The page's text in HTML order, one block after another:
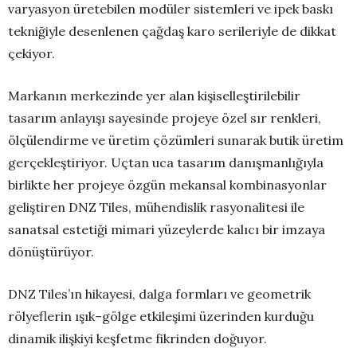
varyasyon üretebilen modüler sistemleri ve ipek baskı
tekniğiyle desenlenen çağdaş karo serileriyle de dikkat
çekiyor.
Markanın merkezinde yer alan kişiselleştirilebilir
tasarım anlayışı sayesinde projeye özel sır renkleri,
ölçülendirme ve üretim çözümleri sunarak butik üretim
gerçekleştiriyor. Uçtan uca tasarım danışmanlığıyla
birlikte her projeye özgün mekansal kombinasyonlar
geliştiren DNZ Tiles, mühendislik rasyonalitesi ile
sanatsal estetiği mimari yüzeylerde kalıcı bir imzaya
dönüştürüyor.
DNZ Tiles’ın hikayesi, dalga formları ve geometrik
rölyeflerin ışık–gölge etkileşimi üzerinden kurduğu
dinamik ilişkiyi keşfetme fikrinden doğuyor.